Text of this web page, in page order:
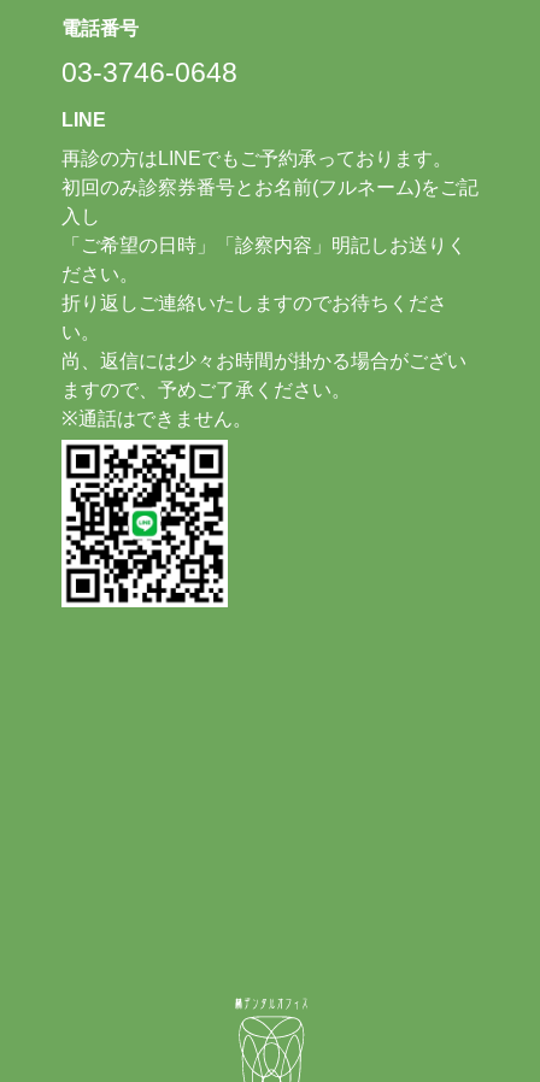
電話番号
03-3746-0648
LINE
再診の方はLINEでもご予約承っております。
初回のみ診察券番号とお名前(フルネーム)をご記
入し
「ご希望の日時」「診察内容」明記しお送りく
ださい。
折り返しご連絡いたしますのでお待ちくださ
い。
尚、返信には少々お時間が掛かる場合がござい
ますので、予めご了承ください。
※通話はできません。